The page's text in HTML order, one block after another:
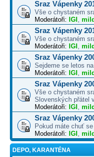
Sraz Vápenky
Vše o chystaném
Moderátoři: IGI ,
Sraz Vápenky
Vše o chystaném
Moderátoři: IGI ,
Sraz Vápenky
Sejdeme se letos
Moderátoři: IGI ,
Sraz Vápenky
Vše o chystaném
Slovenských přátel
Moderátoři: IGI ,
Sraz Vápenky
Pokud máte chuť
Moderátoři: IGI ,
DEPO, KARANTÉNA